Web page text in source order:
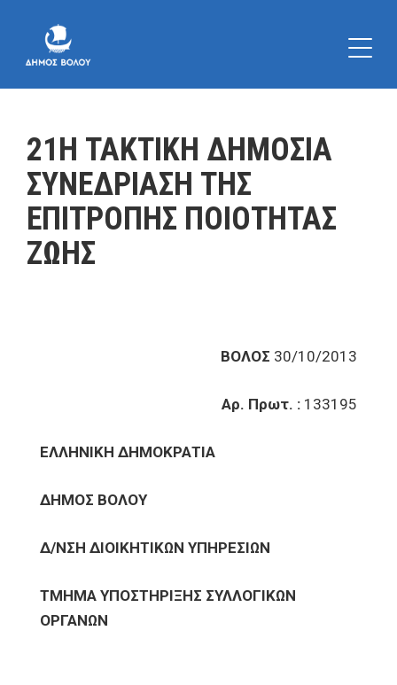
21Η ΤΑΚΤΙΚΗ ΔΗΜΟΣΙΑ
ΣΥΝΕΔΡΙΑΣΗ ΤΗΣ
ΕΠΙΤΡΟΠΗΣ ΠΟΙΟΤΗΤΑΣ
ΖΩΗΣ
ΒΟΛΟΣ 30/10/2013
Αρ. Πρωτ. : 133195
ΕΛΛΗΝΙΚΗ ΔΗΜΟΚΡΑΤΙΑ
ΔΗΜΟΣ ΒΟΛΟΥ
Δ/ΝΣΗ ΔΙΟΙΚΗΤΙΚΩΝ ΥΠΗΡΕΣΙΩΝ
ΤΜΗΜΑ ΥΠΟΣΤΗΡΙΞΗΣ ΣΥΛΛΟΓΙΚΩΝ
ΟΡΓΑΝΩΝ